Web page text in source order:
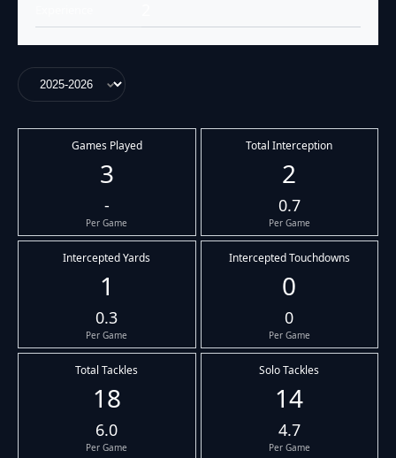
Games Played
3
-
Per Game
Total Interception
2
0.7
Per Game
Intercepted Yards
1
0.3
Per Game
Intercepted Touchdowns
0
0
Per Game
Total Tackles
18
6.0
Per Game
Solo Tackles
14
4.7
Per Game